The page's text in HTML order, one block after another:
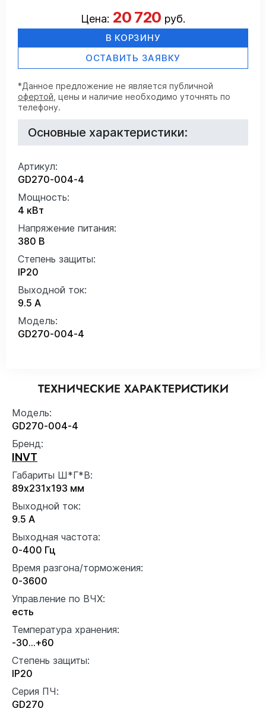
Цена: 20 720 руб.
В КОРЗИНУ
ОСТАВИТЬ ЗАЯВКУ
*Данное предложение не является публичной
офертой , цены и наличие необходимо уточнять по
телефону.
Основные характеристики:
Артикул:
GD270-004-4
Мощность:
4 кВт
Напряжение питания:
380 В
Степень защиты:
IP20
Выходной ток:
9.5 А
Модель:
GD270-004-4
ТЕХНИЧЕСКИЕ ХАРАКТЕРИСТИКИ
Модель:
GD270-004-4
Бренд:
INVT
Габариты Ш*Г*В:
89х231х193 мм
Выходной ток:
9.5 А
Выходная частота:
0-400 Гц
Время разгона/торможения:
0-3600
Управление по ВЧХ:
есть
Температура хранения:
-30…+60
Степень защиты:
IP20
Серия ПЧ:
GD270